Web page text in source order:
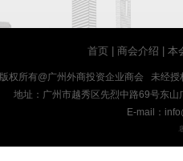
首页 |商会介绍 |本
版权所有@广州外商投资企业商会 未经
地址：广州市越秀区先烈中路69号东
E-mail：